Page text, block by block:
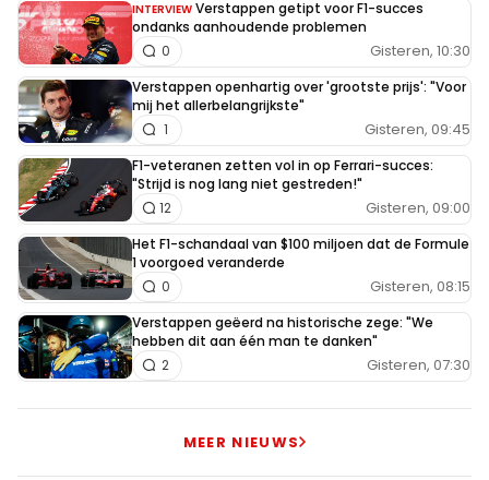
INTERVIEW Verstappen getipt voor F1-succes
ondanks aanhoudende problemen
Gisteren, 10:30
0
Verstappen openhartig over 'grootste prijs': "Voor
mij het allerbelangrijkste"
Gisteren, 09:45
1
F1-veteranen zetten vol in op Ferrari-succes:
"Strijd is nog lang niet gestreden!"
Gisteren, 09:00
12
Het F1-schandaal van $100 miljoen dat de Formule
1 voorgoed veranderde
Gisteren, 08:15
0
Verstappen geëerd na historische zege: "We
hebben dit aan één man te danken"
Gisteren, 07:30
2
MEER NIEUWS